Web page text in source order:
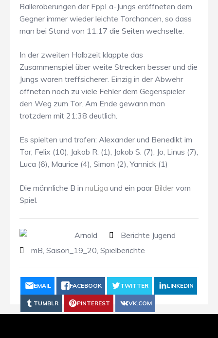
Balleroberungen der EppLa-Jungs eröffneten dem
Gegner immer wieder leichte Torchancen, so dass
man bei Stand von 11:17 die Seiten wechselte.
In der zweiten Halbzeit klappte das
Zusammenspiel über weite Strecken besser und die
Jungs waren treffsicherer. Einzig in der Abwehr
öffneten noch zu viele Fehler dem Gegenspieler
den Weg zum Tor. Am Ende gewann man
trotzdem mit 21:38 deutlich.
Es spielten und trafen: Alexander und Benedikt im
Tor; Felix (10), Jakob R. (1), Jakob S. (7), Jo, Linus (7),
Luca (6), Maurice (4), Simon (2), Yannick (1)
Die männliche B in nuLiga und ein paar Bildervom
Spiel.
Arnold
Berichte Jugend
mB Saison_19_20 Spielberichte
EMAIL FACEBOOK TWITTER LINKEDIN
TUMBLR PINTEREST VK.COM